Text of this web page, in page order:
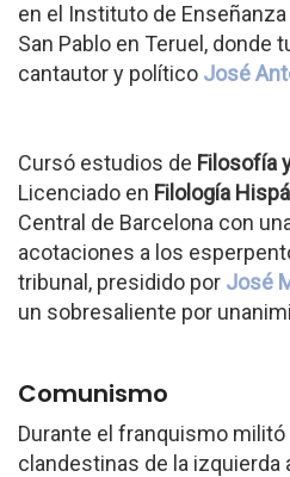
en el Instituto de
San Pablo en Teruel, donde
cantautor y político José
Cursó estudios de Filosofía
Licenciado en Filología
Central de Barcelona con
acotaciones a los
tribunal, presidido por José
un sobresaliente por
Comunismo
Durante el franquismo
clandestinas de la izquierda